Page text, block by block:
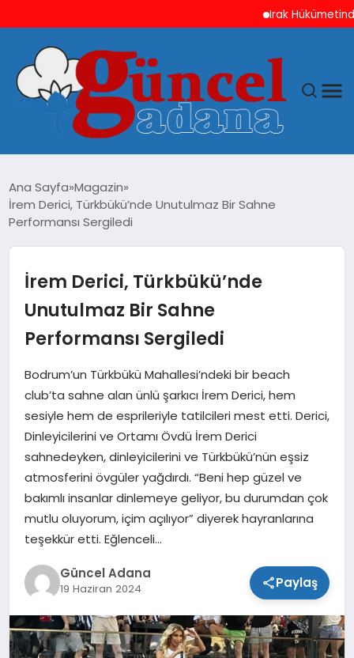
Irak Hükümetinden
GÜNCEL
SAĞLIK
SPOR
TEKNOLOJI
Ana Sayfa Magazin
İrem Derici, Türkbükü’nde Unutulmaz Bir Sahne
Performansı Sergiledi
İrem Derici, Türkbükü’nde
Unutulmaz Bir Sahne
Performansı Sergiledi
Bodrum’un Türkbükü Mahallesi’ndeki bir beach
club’ta sahne alan ünlü şarkıcı İrem Derici, hem
sesiyle hem de esprileriyle tatilcileri mest etti. Derici,
Dinleyicilerini ve Ortamı Övdü İrem Derici
sahnedeyken, dinleyicilerini ve Türkbükü’nün eşsiz
atmosferini övgüler yağdırdı. “Beni hep güzel ve
bakımlı insanlar dinlemeye geliyor, bu durumdan çok
mutlu oluyorum, içim açılıyor” diyerek hayranlarına
teşekkür etti. Eğlenceli…
Güncel Adana
19 Haziran 2024 Paylaş